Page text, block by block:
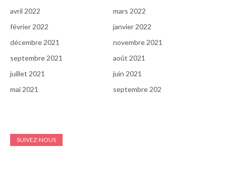
avril 2022
mars 2022
février 2022
janvier 2022
décembre 2021
novembre 2021
septembre 2021
août 2021
juillet 2021
juin 2021
mai 2021
septembre 202
SUIVEZ-NOUS